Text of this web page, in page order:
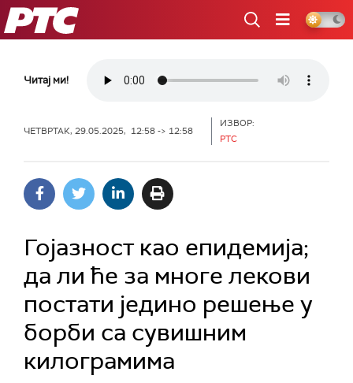
РТС
Читај ми!
ЧЕТВРТАК, 29.05.2025, 12:58 -> 12:58
ИЗВОР:
РТС
Гојазност као епидемија;
да ли ће за многе лекови
постати једино решење у
борби са сувишним
килограмима